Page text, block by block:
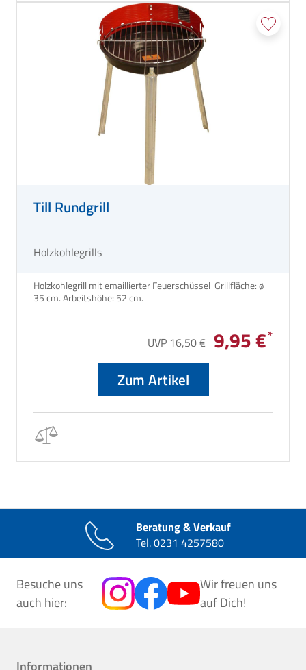
Till Rundgrill
Holzkohlegrills
Holzkohlegrill mit emaillierter Feuerschüssel Grillfläche: ø
UVP 16,50 € 9,95 €
Zum Artikel
Beratung & Verkauf
Tel.0231 4257580
Besuche uns
auch hier:
Wir freuen uns
auf Dich!
Informationen